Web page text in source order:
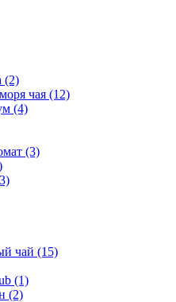
(2)
чая (12)
(4)
(3)
чай (15)
(1)
(2)